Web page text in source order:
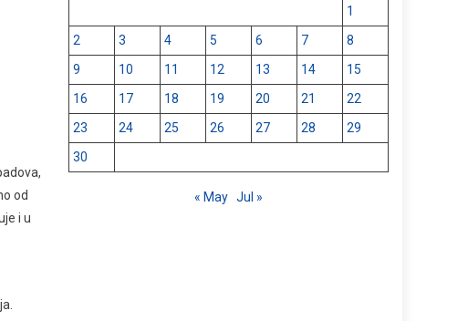
od
i u
1
2
3 4 5 6 7
8
9
10 11 12 13 14
15
16
17 18 19 20 21
22
23
24 25 26 27 28
29
30
« May Jul »